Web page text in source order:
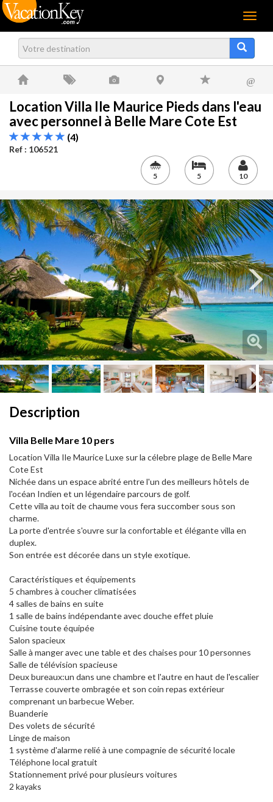
Menu
@
Location Villa Ile Maurice Pieds dans l'eau
avec personnel à Belle Mare Cote Est
(4)
Ref : 106521
5 5 10
Next
Description
Villa Belle Mare 10 pers
Location Villa Ile Maurice Luxe sur la célebre plage de Belle Mare
Cote Est
Nichée dans un espace abrité entre l'un des meilleurs hôtels de
l'océan Indien et un légendaire parcours de golf.
Cette villa au toit de chaume vous fera succomber sous son
charme.
La porte d'entrée s'ouvre sur la confortable et élégante villa en
duplex.
Son entrée est décorée dans un style exotique.
Caractéristiques et équipements
5 chambres à coucher climatisées
4 salles de bains en suite
1 salle de bains indépendante avec douche effet pluie
Cuisine toute équipée
Salon spacieux
Salle à manger avec une table et des chaises pour 10 personnes
Salle de télévision spacieuse
Deux bureaux:un dans une chambre et l'autre en haut de l'escalier
Terrasse couverte ombragée et son coin repas extérieur
comprenant un barbecue Weber.
Buanderie
Des volets de sécurité
Linge de maison
1 système d'alarme relié à une compagnie de sécurité locale
Téléphone local gratuit
Stationnement privé pour plusieurs voitures
2 kayaks